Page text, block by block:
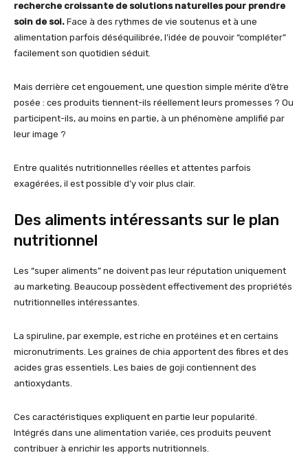
recherche croissante de solutions naturelles pour prendre
soin de soi. Face à des rythmes de vie soutenus et à une
alimentation parfois déséquilibrée, l’idée de pouvoir “compléter”
facilement son quotidien séduit.
Mais derrière cet engouement, une question simple mérite d’être
posée : ces produits tiennent-ils réellement leurs promesses ? Ou
participent-ils, au moins en partie, à un phénomène amplifié par
leur image ?
Entre qualités nutritionnelles réelles et attentes parfois
exagérées, il est possible d’y voir plus clair.
Des aliments intéressants sur le plan
nutritionnel
Les “super aliments” ne doivent pas leur réputation uniquement
au marketing. Beaucoup possèdent effectivement des propriétés
nutritionnelles intéressantes.
La spiruline, par exemple, est riche en protéines et en certains
micronutriments. Les graines de chia apportent des fibres et des
acides gras essentiels. Les baies de goji contiennent des
antioxydants.
Ces caractéristiques expliquent en partie leur popularité.
Intégrés dans une alimentation variée, ces produits peuvent
contribuer à enrichir les apports nutritionnels.